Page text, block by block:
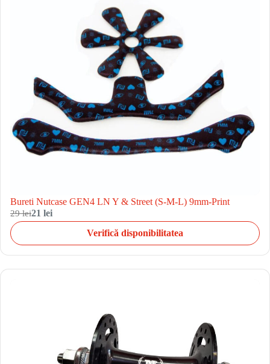
Bureti Nutcase GEN4 LN Y & Street (S-M-L) 9mm-Print
29 lei21 lei
Verifică disponibilitatea